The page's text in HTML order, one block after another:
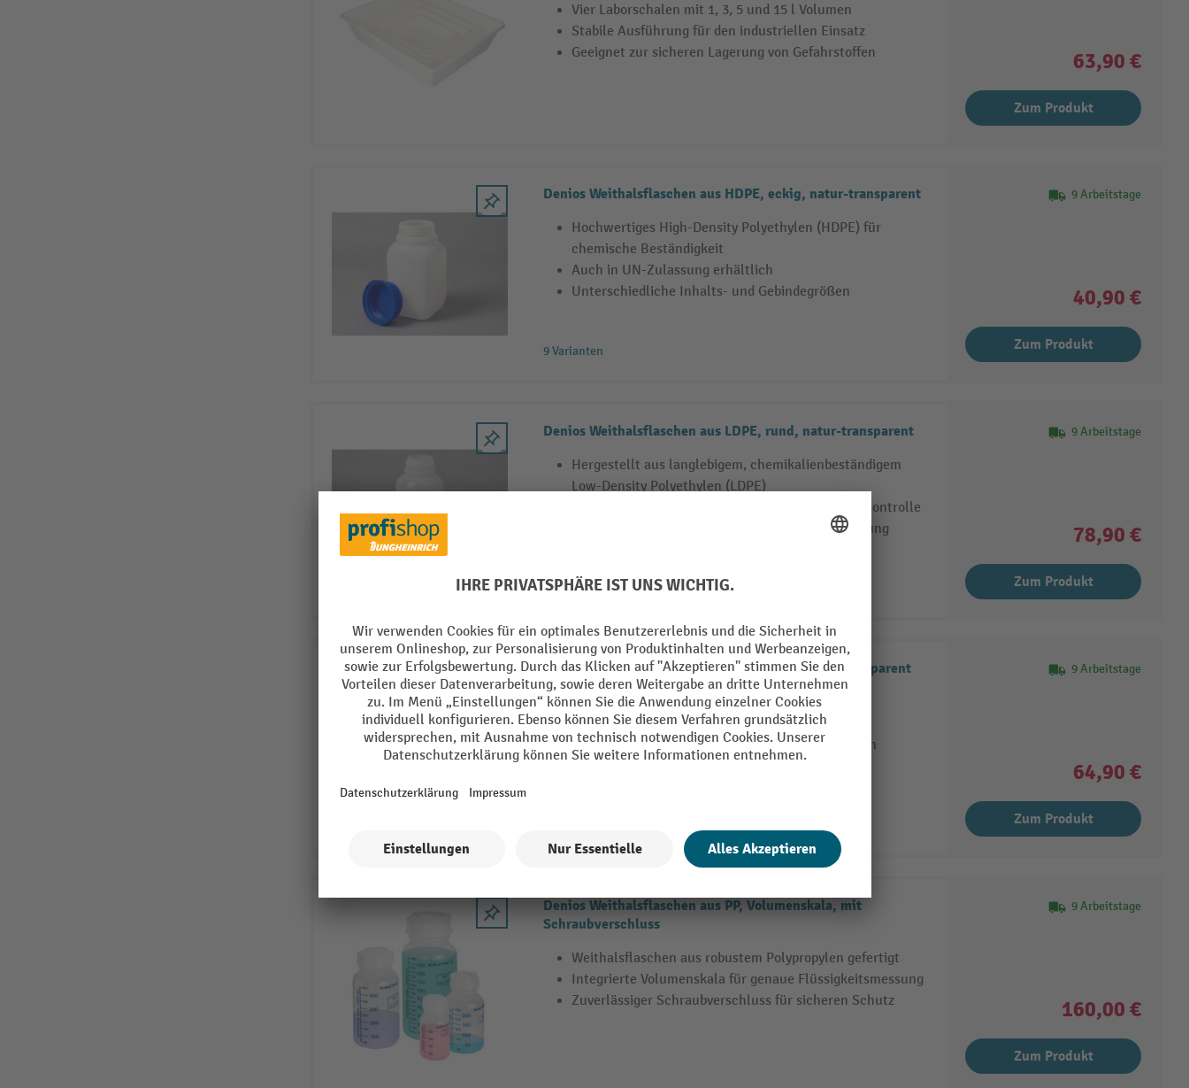
Vier Laborschalen mit 1, 3, 5 und 15 l Volumen
Stabile Ausführung für den industriellen Einsatz
Geeignet zur sicheren Lagerung von Gefahrstoffen
63,90 €
Zum Produkt
Denios Weithalsflaschen aus HDPE, eckig, natur-transparent
Hochwertiges High-Density Polyethylen (HDPE) für
chemische Beständigkeit
Auch in UN-Zulassung erhältlich
Unterschiedliche Inhalts- und Gebindegrößen
9 Varianten
9 Arbeitstage
40,90 €
Zum Produkt
Denios Weithalsflaschen aus LDPE, rund, natur-transparent
Hergestellt aus langlebigem, chemikalienbeständigem
Low-Density Polyethylen (LDPE)
Natur-transparente Flasche für einfache Inhaltskontrolle
Runde Form für sichere und platzsparende Lagerung
7 Varianten
9 Arbeitstage
78,90 €
Zum Produkt
Denios Weithalsflaschen aus PVC, eckig, natur-transparent
Robustes PVC-Material für hohe Beständigkeit
Eckiges Design für platzsparende Lagerung
Große Öffnung erleichtert Befüllen und Entleeren
9 Arbeitstage
64,90 €
Zum Produkt
Denios Weithalsflaschen aus PP, Volumenskala, mit
Schraubverschluss
Weithalsflaschen aus robustem Polypropylen gefertigt
Integrierte Volumenskala für genaue Flüssigkeitsmessung
Zuverlässiger Schraubverschluss für sicheren Schutz
9 Arbeitstage
160,00 €
Zum Produkt